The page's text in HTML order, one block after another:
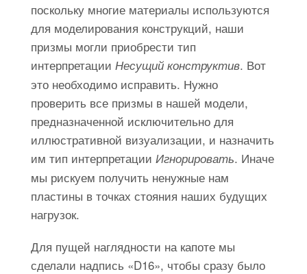
поскольку многие материалы используются
для моделирования конструкций, наши
призмы могли приобрести тип
интерпретации Несущий конструктив. Вот
это необходимо исправить. Нужно
проверить все призмы в нашей модели,
предназначенной исключительно для
иллюстративной визуализации, и назначить
им тип интерпретации Игнорировать. Иначе
мы рискуем получить ненужные нам
пластины в точках стояния наших будущих
нагрузок.
Для пущей наглядности на капоте мы
сделали надпись «D16», чтобы сразу было